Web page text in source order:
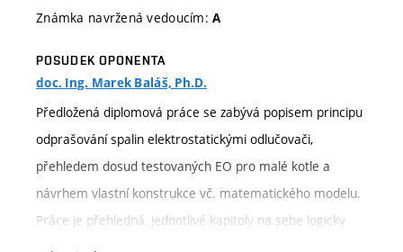
tato část odlučovače proto nebyla předmětem zadání.
Zvolené téma, především pak vytvoření konstrukčního
návrhu odlučovače na základě podkladů získaných
modelováním, považuji za spíše náročnější a časově
pracnější. Pro vypracování bylo vhodné projít množství
informačních zdrojů. Student v této části práce
postupoval systematicky, využíval dostupné informační
Známka navržená vedoucím:A
POSUDEK OPONENTA
doc. Ing. Marek Baláš, Ph.D.
Předložená diplomová práce se zabývá popisem principu
odprašování spalin elektrostatickými odlučovači,
přehledem dosud testovaných EO pro malé kotle a
návrhem vlastní konstrukce vč. matematického modelu.
Práce je přehledná, jednotlivé kapitoly na sebe logicky